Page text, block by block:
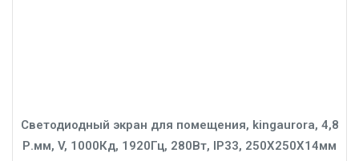
Светодиодный экран для помещения, kingaurora, 4,8
Р.мм, V, 1000Кд, 1920Гц, 280Вт, IP33, 250X250X14мм